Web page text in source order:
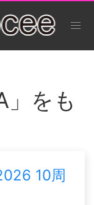
」をも
10周